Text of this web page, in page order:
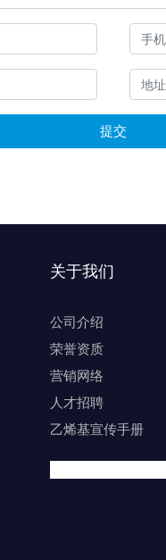
提交
关于我们
公司介绍
荣誉资质
营销网络
人才招聘
乙烯基宣传手册